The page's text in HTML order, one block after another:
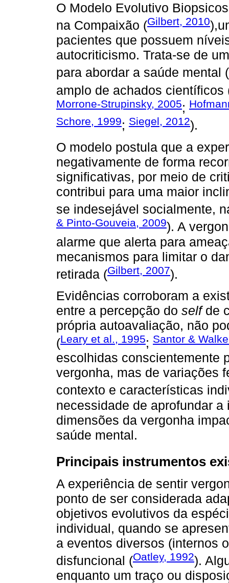
O Modelo Evolutivo
na Compaixão (Gilbert, 2010
pacientes que possuem
autocriticismo. Trata-se de
para abordar a saúde mental (
amplo de achados científicos
Morrone-Strupinsky, 2005;
Schore, 1999; Siegel, 2012).
O modelo postula que a
negativamente de forma
significativas, por meio de
contribui para uma maior
se indesejável socialmente,
& Pinto-Gouveia, 2009). A
alarme que alerta para
mecanismos para limitar o
retirada (Gilbert, 2007).
Evidências corroboram a
entre a percepção do selfde
própria autoavaliação, não
(Leary et al., 1995; Santor &
escolhidas conscientemente
vergonha, mas de variações
contexto e características
necessidade de aprofundar
dimensões da vergonha
saúde mental.
Principais instrumentos
A experiência de sentir
ponto de ser considerada
objetivos evolutivos da
individual, quando se
a eventos diversos (internos
disfuncional (Oatley, 1992).
enquanto um traço ou